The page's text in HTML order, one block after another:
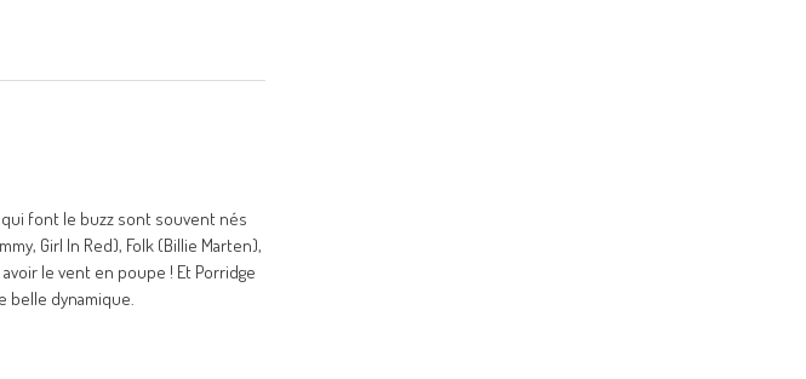
font le buzz sont souvent nés
Girl In Red), Folk (Billie Marten),
le vent en poupe ! Et Porridge
belle dynamique.